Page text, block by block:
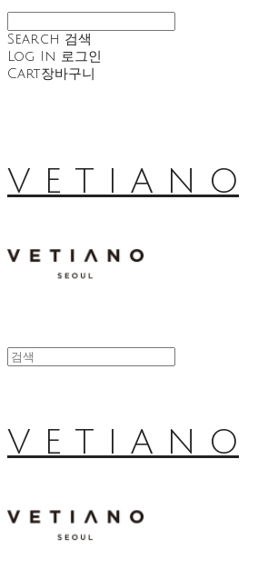
Search 검색
Log In 로그인
Cart장바구니
V E T I A N O
V E T I A N O